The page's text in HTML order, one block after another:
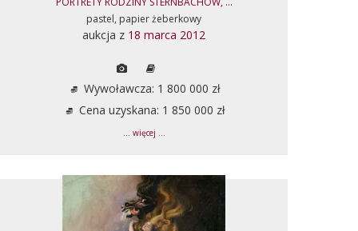
pastel, papier żeberkowy
aukcja z 18 marca 2012
Wywoławcza: 1 800 000 zł
Cena uzyskana: 1 850 000 zł
... więcej ...